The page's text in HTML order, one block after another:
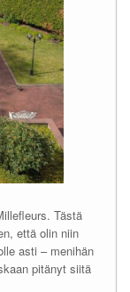
Tästä
että olin niin
asti – menihän
pitänyt siitä